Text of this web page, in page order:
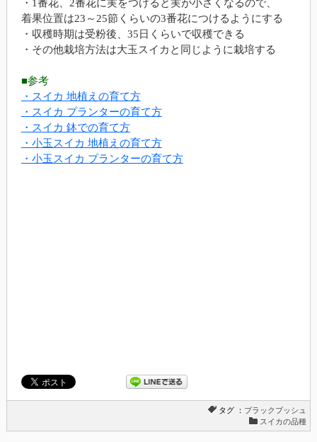
・1番花、2番花に実をつけると実が小さくなるので、
着果位置は23～25節くらいの3番花につけるようにする
・収穫時期は受粉後、35日くらいで収穫できる
・その他栽培方法は大玉スイカと同じように栽培する
■参考
・スイカ 地植えの育て方
・スイカ プランターの育て方
・スイカ 鉢での育て方
・小玉スイカ 地植えの育て方
・小玉スイカ プランターの育て方
タグ ： ブラックブッシュ
スイカの品種